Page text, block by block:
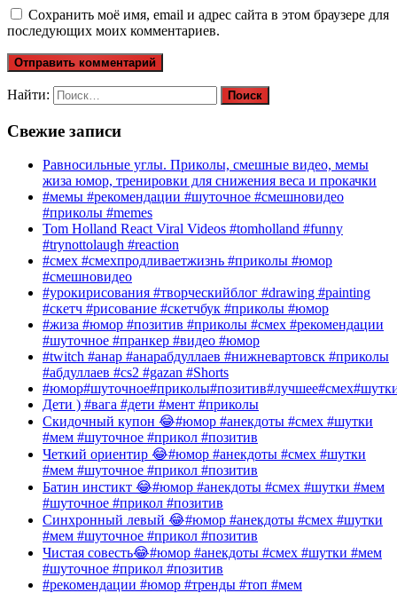
Сохранить моё имя, email и адрес сайта в этом браузере для
последующих моих комментариев.
Найти:
Свежие записи
Равносильные углы. Приколы, смешные видео, мемы
жиза юмор, тренировки для снижения веса и прокачки
#мемы #рекомендации #шуточное #смешновидео
#приколы #memes
Tom Holland React Viral Videos #tomholland #funny
#trynottolaugh #reaction
#смех #смехпродливаетжизнь #приколы #юмор
#смешновидео
#урокирисования #творческийблог #drawing #painting
#скетч #рисование #скетчбук #приколы #юмор
#жиза #юмор #позитив #приколы #смех #рекомендации
#шуточное #пранкер #видео #юмор
#twitch #анар #анарабдуллаев #нижневартовск #приколы
#абдуллаев #cs2 #gazan #Shorts
Дети ) #вага #дети #мент #приколы
Скидочный купон 😂#юмор #анекдоты #смех #шутки
#мем #шуточное #прикол #позитив
Четкий ориентир 😂#юмор #анекдоты #смех #шутки
#мем #шуточное #прикол #позитив
Батин инстикт 😂#юмор #анекдоты #смех #шутки #мем
#шуточное #прикол #позитив
Синхронный левый 😂#юмор #анекдоты #смех #шутки
#мем #шуточное #прикол #позитив
Чистая совесть😂#юмор #анекдоты #смех #шутки #мем
#шуточное #прикол #позитив
#рекомендации #юмор #тренды #топ #мем